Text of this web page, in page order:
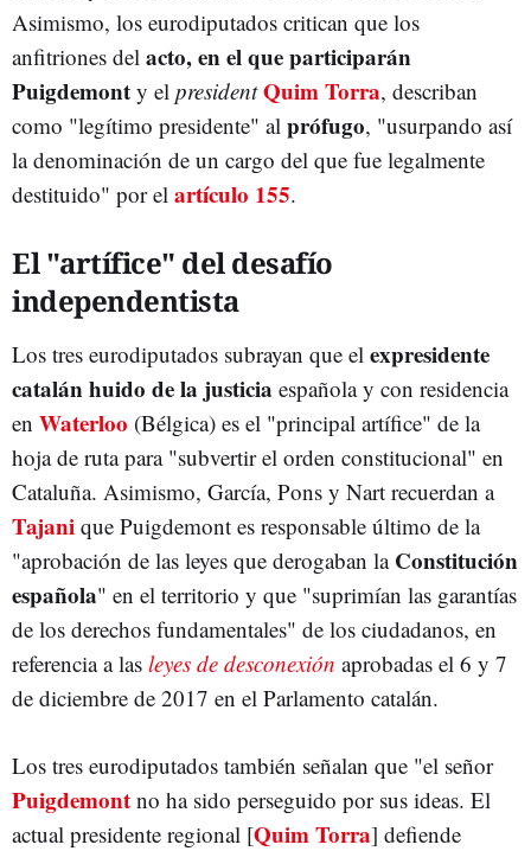
Asimismo, los eurodiputados critican que los
anfitriones del acto, en el que participarán
Puigdemont y el president Quim Torra, describan
como "legítimo presidente" al prófugo, "usurpando así
la denominación de un cargo del que fue legalmente
destituido" por el artículo 155.
El "artífice" del desafío
independentista
Los tres eurodiputados subrayan que el expresidente
catalán huido de la justicia española y con residencia
en Waterloo (Bélgica) es el "principal artífice" de la
hoja de ruta para "subvertir el orden constitucional" en
Cataluña. Asimismo, García, Pons y Nart recuerdan a
Tajani que Puigdemont es responsable último de la
"aprobación de las leyes que derogaban la Constitución
española" en el territorio y que "suprimían las garantías
de los derechos fundamentales" de los ciudadanos, en
referencia a las leyes de desconexión aprobadas el 6 y 7
de diciembre de 2017 en el Parlamento catalán.
Los tres eurodiputados también señalan que "el señor
Puigdemont no ha sido perseguido por sus ideas. El
actual presidente regional [Quim Torra] defiende